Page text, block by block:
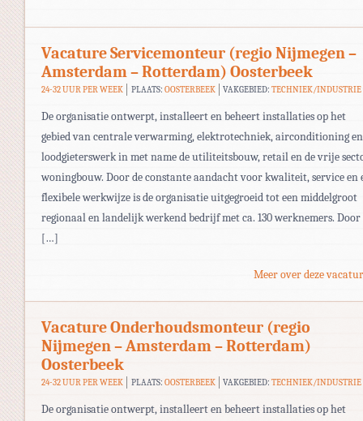
Vacature Servicemonteur (regio Nijmegen –
Amsterdam – Rotterdam) Oosterbeek
24-32 UUR PER WEEK PLAATS: OOSTERBEEK VAKGEBIED:TECHNIEK/INDUSTRIE
De organisatie ontwerpt, installeert en beheert installaties op het
gebied van centrale verwarming, elektrotechniek, airconditioning en
loodgieterswerk in met name de utiliteitsbouw, retail en de vrije
woningbouw. Door de constante aandacht voor kwaliteit, service en
flexibele werkwijze is de organisatie uitgegroeid tot een middelgroot
regionaal en landelijk werkend bedrijf met ca. 130 werknemers. Door
[…]
Meer over deze
Vacature Onderhoudsmonteur (regio
Nijmegen – Amsterdam – Rotterdam)
Oosterbeek
24-32 UUR PER WEEK PLAATS: OOSTERBEEK VAKGEBIED:TECHNIEK/INDUSTRIE
De organisatie ontwerpt, installeert en beheert installaties op het